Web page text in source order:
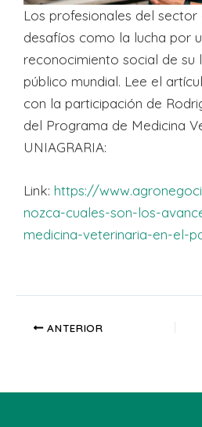
Los profesionales del sector
desafíos como la lucha por
reconocimiento social de su
público mundial. Lee el
con la participación de
del Programa de Medicina
UNIAGRARIA:
Link: https://
nozca-cuales-son-los-
medicina-veterinaria-en-el-
ANTERIOR